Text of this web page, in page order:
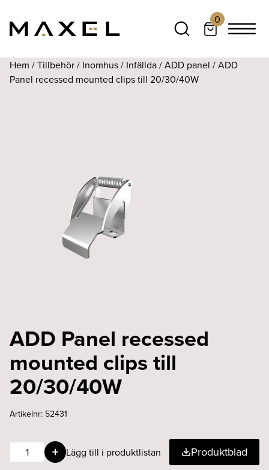
0
Hem /Tillbehör/ Inomhus/ Infällda/ADD panel / ADD
Panel recessed mounted clips till 20/30/40W
ADD Panel recessed
mounted clips till
20/30/40W
Artikelnr: 52431
ADD
Panel
Lägg till i produktlistan Produktblad